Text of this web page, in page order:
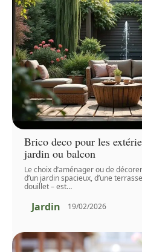
Brico deco pour les
jardin ou balcon
Le choix d’aménager ou de
d’un jardin spacieux, d’une
douillet – est…
Jardin 19/02/2026